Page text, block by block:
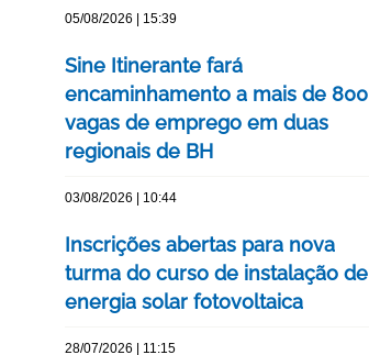
05/08/2026 | 15:39
Sine Itinerante fará
encaminhamento a mais de 800
vagas de emprego em duas
regionais de BH
03/08/2026 | 10:44
Inscrições abertas para nova
turma do curso de instalação de
energia solar fotovoltaica
28/07/2026 | 11:15